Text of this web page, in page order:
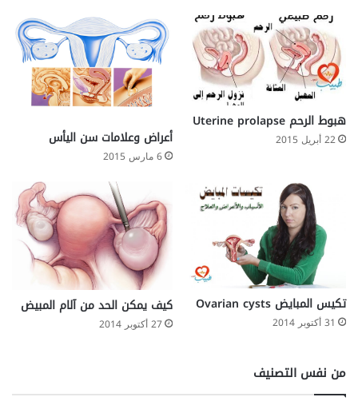
ص
ف
ي
هبوط الرحم Uterine prolapse
22 أبريل 2015 أعراض وعلامات سن اليأس
6 مارس 2015
تكيس المبايض Ovarian cysts
31 أكتوبر 2014
كيف يمكن الحد من آلام المبيض
27 أكتوبر 2014
من نفس التصنيف